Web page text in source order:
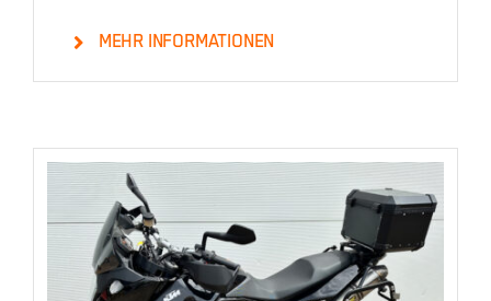
MEHR INFORMATIONEN